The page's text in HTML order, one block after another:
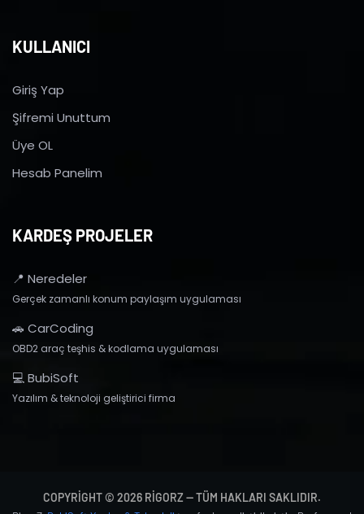
KULLANICI
Giriş Yap
Şifremi Unuttum
Üye OL
Hesab Panelim
KARDEŞ PROJELER
📍 Neredeler
Gerçek zamanlı konum paylaşım uygulaması
🚗 CarCoding
OBD2 araç teşhis & kodlama uygulaması
💻 BubiSoft
Yazılım & teknoloji geliştirici firma
COPYRIGHT © 2026 RIGORZ — TÜM HAKLARI SAKLIDIR.